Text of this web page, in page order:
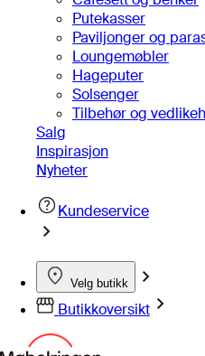
Putekasser
Paviljonger og
Loungemøbler
Hageputer
Solsenger
Tilbehør og
Salg
Inspirasjon
Nyheter
Kundeservice
Velg butikk
Butikkoversikt